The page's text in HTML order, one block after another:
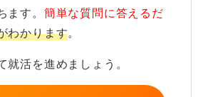
くさんあります。
を丁寧におこなったうえ
かといった柔軟な姿勢を見
ます。 簡単な質問に答えるだ
わかります。
活を進めましょう。